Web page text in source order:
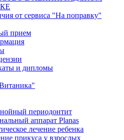
от сервиса "На поправку"
прием
и дипломы
периодонтит
аппарат Planas
лечение ребенка
прикуса у взрослых